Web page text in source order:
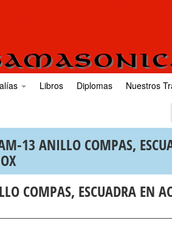
Libros Diplomas Nuestros
13 ANILLO COMPAS,
COMPAS, ESCUADRA EN